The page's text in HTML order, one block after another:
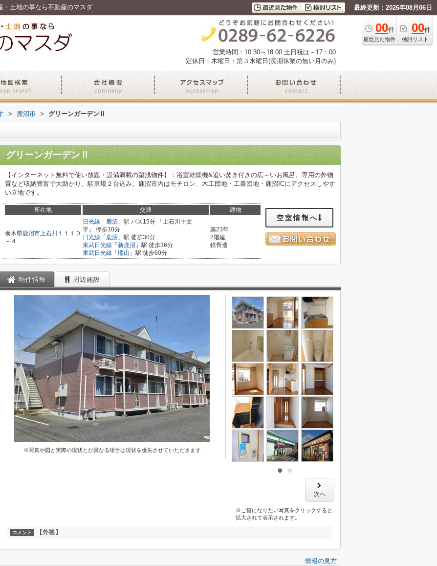
土地の事なら不動産のマスダ 最終更新：2026年08月06日
00件
最近見た物件
00件
検討リスト
営業時間：10:30～18:00 土日祝は～17：00
定休日：木曜日・第３水曜日(長期休業の無い月のみ)
> 鹿沼市 > グリーンガーデンⅡ
グリーンガーデンⅡ
【インターネット無料で使い放題・設備満載の築浅物件】：浴室乾燥機&追い焚き付きの広～いお風呂。専用の外物
置など収納豊富で大助かり。駐車場２台込み。鹿沼市内はモチロン、木工団地・工業団地・鹿沼ICにアクセスしやす
い立地です。
所在地 交通 建物
栃木県鹿沼市上石川 １１１０
－４
日光線 「 鹿沼 」駅 バス15分 「上石川十文
字」 停歩10分
日光線 「 鹿沼 」駅 徒歩30分
東武日光線 「 新鹿沼 」駅 徒歩36分
東武日光線 「 樅山 」駅 徒歩60分
築23年
2階建
鉄骨造
空室情報へ
物件情報 周辺施設
※写真や図と実際の現状とが異なる場合は現状を優先させていただきます
次へ
※ご覧になりたい写真をクリックすると
拡大されて表示されます。
コメント 【外観】
情報の見方